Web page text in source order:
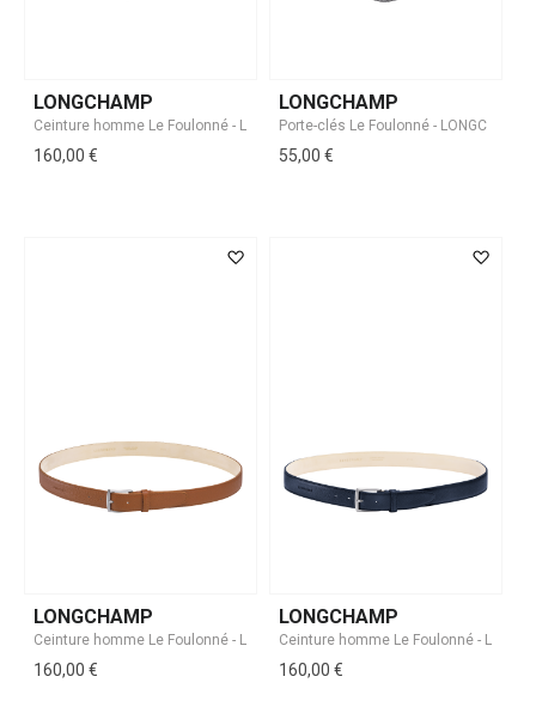
LONGCHAMP
160,00 €
LONGCHAMP
55,00 €
LONGCHAMP
160,00 €
LONGCHAMP
160,00 €